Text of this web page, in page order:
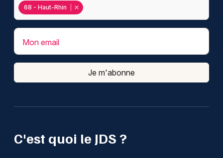
C'est quoi le JDS ?
68 - Haut-Rhin
Mon email
Je m'abonne